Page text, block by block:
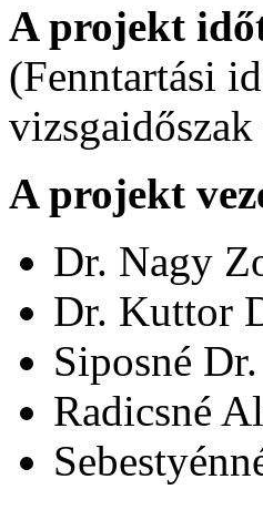
A projekt
(Fenntartási
A projekt
Dr. Nagy
Dr. Kuttor
Siposné
Radicsné